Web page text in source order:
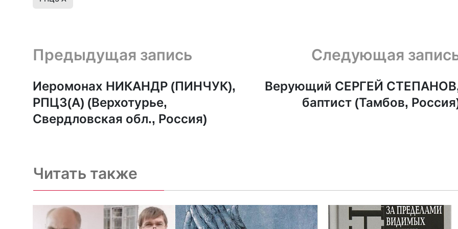
Предыдущая запись и следующая запись
Предыдущая запись
Иеромонах НИКАНДР (ПИНЧУК),
РПЦЗ(А) (Верхотурье,
Свердловская обл., Россия)
Следующая
Верующий СЕРГЕЙ
баптист (Тамбов,
Читать также